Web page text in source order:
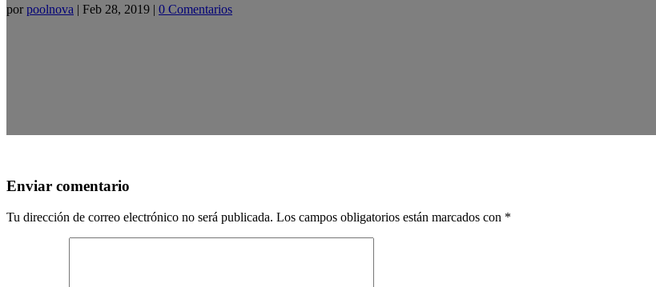
porpoolnova | Feb 28, 2019 | 0 Comentarios
Enviar comentario
Tu dirección de correo electrónico no será publicada. Los campos obligatorios están marcados con *